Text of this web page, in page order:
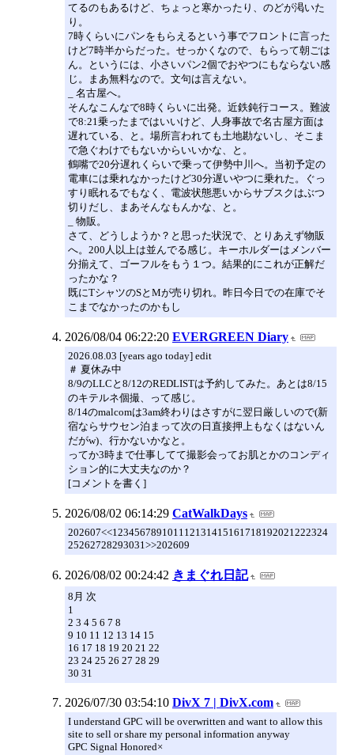
てるのもあるけど、ちょっと寒かったり、のどが渇いた
り。
7時くらいにパンをもらえるという事でフロントに言った
けど7時半からだった。せっかくなので、もらって朝ごは
ん。というには、小さいパン2個でおやつにもならない感
じ。まあ無料なので。文句は言えない。
_ 名古屋へ。
そんなこんなで8時くらいに出発。近鉄鈍行コース。難波
で8:21乗ったまではいいけど、人身事故で名古屋方面は
遅れている、と。場所言われても土地勘ないし、そこま
で急ぐわけでもないからいいかな、と。
鶴嘴で20分遅れくらいで乗って伊勢中川へ。当初予定の
電車には乗れなかったけど30分遅いやつに乗れた。ぐっ
すり眠れるでもなく、電波状態悪いからサブスクはぶつ
切りだし、まあそんなもんかな、と。
_ 物販。
さて、どうしようか？と思った状況で、とりあえず物販
へ。200人以上は並んでる感じ。キーホルダーはメンバー
分揃えて、ゴーフルをもう１つ。結果的にこれが正解だ
ったかな？
既にTシャツのSとMが売り切れ。昨日今日での在庫でそ
こまでなかったのかもし
2026/08/04 06:22:20 EVERGREEN Diary
2026.08.03 [years ago today] edit
＃ 夏休み中
8/9のLLCと8/12のREDLISTは予約してみた。あとは8/15
のキテルネ個撮、って感じ。
8/14のmalcomは3am終わりはさすがに翌日厳しいので(新
宿ならサウセン泊まって次の日直接押上もなくはないん
だがw)、行かないかなと。
ってか3時まで仕事してて撮影会ってお肌とかのコンディ
ション的に大丈夫なのか？
[コメントを書く]
2026/08/02 06:14:29 CatWalkDays
202607<<123456789101112131415161718192021222324
25262728293031>>202609
2026/08/02 00:24:42 きまぐれ日記
8月 次
1
2 3 4 5 6 7 8
9 10 11 12 13 14 15
16 17 18 19 20 21 22
23 24 25 26 27 28 29
30 31
2026/07/30 03:54:10 DivX 7 | DivX.com
I understand GPC will be overwritten and want to allow this
site to sell or share my personal information anyway
GPC Signal Honored×